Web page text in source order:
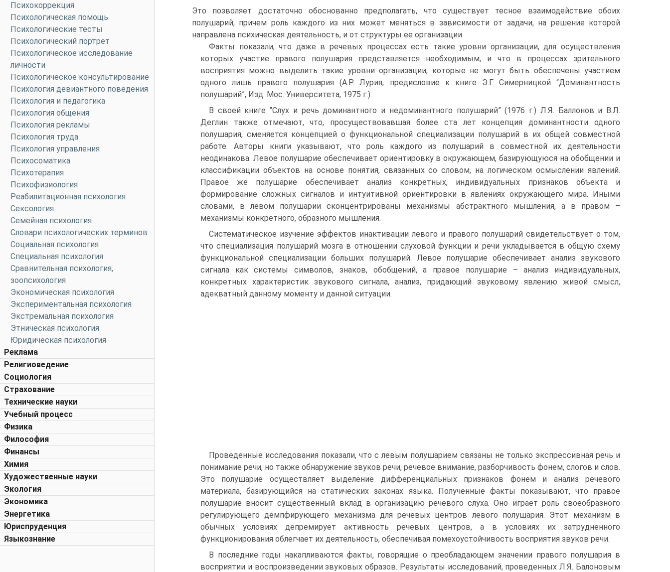
Психокоррекция
Психологическая помощь
Психологические тесты
Психологический портрет
Психологическое исследование
личности
Психологическое консультирование
Психология девиантного поведения
Психология и педагогика
Психология общения
Психология рекламы
Психология труда
Психология управления
Психосоматика
Психотерапия
Психофизиология
Реабилитационная психология
Сексология
Семейная психология
Словари психологических терминов
Социальная психология
Специальная психология
Сравнительная психология,
зоопсихология
Экономическая психология
Экспериментальная психология
Экстремальная психология
Этническая психология
Юридическая психология
Реклама
Религиоведение
Социология
Страхование
Технические науки
Учебный процесс
Физика
Философия
Финансы
Химия
Художественные науки
Экология
Экономика
Энергетика
Юриспруденция
Языкознание
Это позволяет достаточно обоснованно предполагать, что существует тесное взаимодействие обоих
полушарий, причем роль каждого из них может меняться в зависимости от задачи, на решение которой
направлена психическая деятельность, и от структуры ее организации.
Факты показали, что даже в речевых процессах есть такие уровни организации, для осуществления
которых участие правого полушария представляется необходимым, и что в процессах зрительного
восприятия можно выделить такие уровни организации, которые не могут быть обеспечены участием
одного лишь правого полушария (А.Р. Лурия, предисловие к книге Э.Г. Симерницкой “Доминантность
полушарий”, Изд. Мос. Университета, 1975 г.).
В своей книге “Слух и речь доминантного и недоминантного полушарий” (1976 г.) Л.Я. Баллонов и В.Л.
Деглин также отмечают, что, просуществовавшая более ста лет концепция доминантности одного
полушария, сменяется концепцией о функциональной специализации полушарий в их общей совместной
работе. Авторы книги указывают, что роль каждого из полушарий в совместной их деятельности
неодинакова. Левое полушарие обеспечивает ориентировку в окружающем, базирующуюся на обобщении и
классификации объектов на основе понятия, связанных со словом, на логическом осмыслении явлений.
Правое же полушарие обеспечивает анализ конкретных, индивидуальных признаков объекта и
формирование сложных сигналов и интуитивной ориентировки в явлениях окружающего мира. Иными
словами, в левом полушарии сконцентрированы механизмы абстрактного мышления, а в правом –
механизмы конкретного, образного мышления.
Систематическое изучение эффектов инактивации левого и правого полушарий свидетельствует о том,
что специализация полушарий мозга в отношении слуховой функции и речи укладывается в общую схему
функциональной специализации больших полушарий. Левое полушарие обеспечивает анализ звукового
сигнала как системы символов, знаков, обобщений, а правое полушарие – анализ индивидуальных,
конкретных характеристик звукового сигнала, анализ, придающий звуковому явлению живой смысл,
адекватный данному моменту и данной ситуации.
Проведенные исследования показали, что с левым полушарием связаны не только экспрессивная речь и
понимание речи, но также обнаружение звуков речи, речевое внимание, разборчивость фонем, слогов и слов.
Это полушарие осуществляет выделение дифференциальных признаков фонем и анализ речевого
материала, базирующийся на статических законах языка. Полученные факты показывают, что правое
полушарие вносит существенный вклад в организацию речевого слуха. Оно играет роль своеобразного
регулирующего демпфирующего механизма для речевых центров левого полушария. Этот механизм в
обычных условиях депремирует активность речевых центров, а в условиях их затрудненного
функционирования облегчает их деятельность, обеспечивая помехоустойчивость восприятия звуков речи.
В последние годы накапливаются факты, говорящие о преобладающем значении правого полушария в
восприятии и воспроизведении звуковых образов. Результаты исследований, проведенных Л.Я. Балоновым